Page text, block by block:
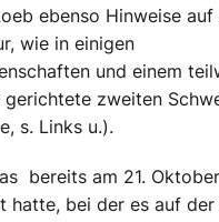
ebenso Hinweise auf
wie in einigen
und einem
gerichtete zweiten
s. Links u.).
bereits am 21.
hatte, bei der es auf der